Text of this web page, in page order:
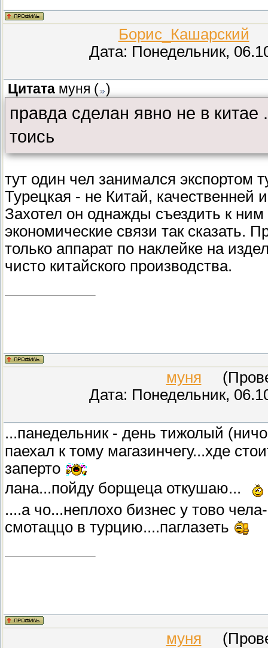
Борис_Кашарский
Дата: Понедельник,
Цитата муня ( )
правда сделан явно не в
тоись
тут один чел занимался экспортом
Турецкая - не Китай, качественней
Захотел он однажды съездить к
экономические связи так сказать.
только аппарат по наклейке на
чисто китайского производства.
муня
Дата: Понедельник,
...панедельник - день тижолый
паехал к тому магазинчегу...хде
заперто
лана...пойду борщеца откушаю...
....а чо...неплохо бизнес у тово
смотаццо в турцию....паглазеть
муня